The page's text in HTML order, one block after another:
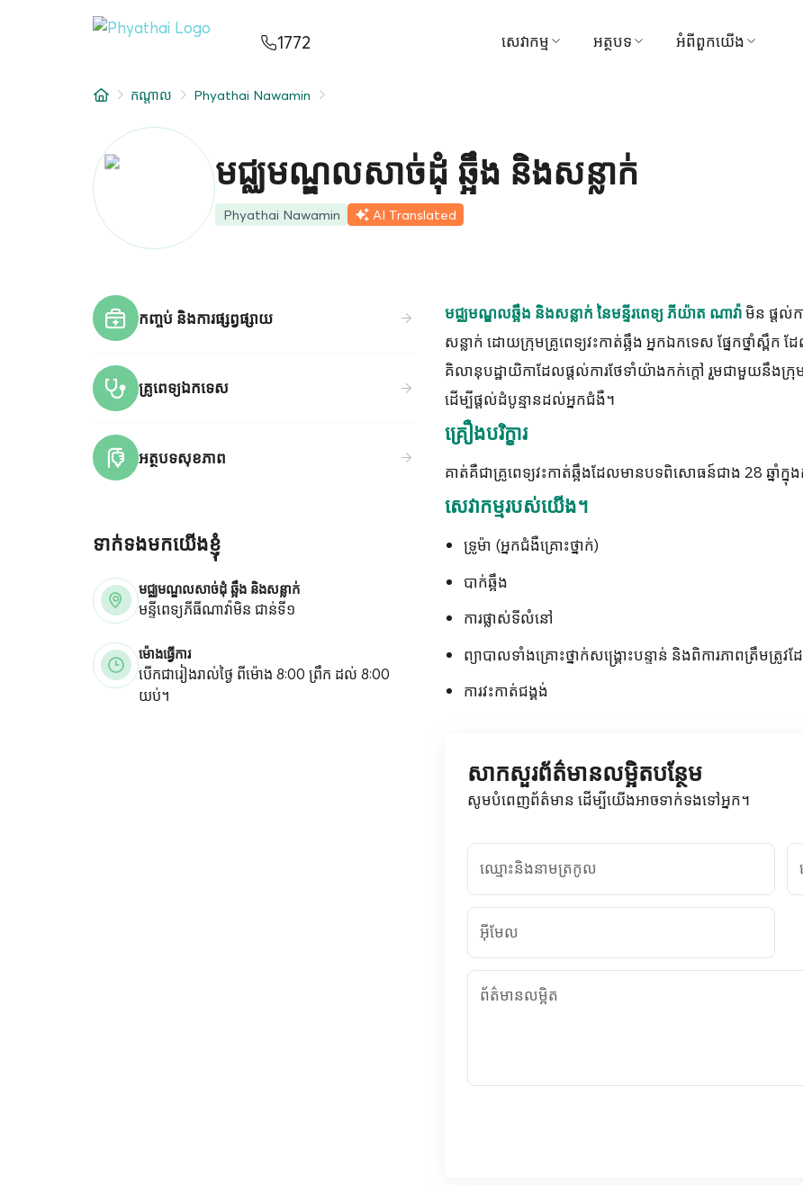
1772 សេវាកម្ម
មគ្គុទ្ទេសក៍អ្នកជម្ងឺ និងភ្ញៀវ
ការទូទាត់
អត្ថបទ
ទីបន្ទាល់
អំពីពួកយើង
ព័ត៌មាន
សកម្មភាព
ไทย
អំពីពួកយើង
សាខាមន្ទីរពេទ្យ
កណ្តាល Phyathai Nawamin
មជ្ឈមណ្ឌលសាច់ដុំ ឆ្អឹង និងសន្លាក់
Phyathai Nawamin AI Translated
កញ្ចប់ និងការផ្សព្វផ្សាយ
គ្រូពេទ្យឯកទេស
អត្ថបទសុខភាព
ទាក់ទងមកយើងខ្ញុំ
មជ្ឈមណ្ឌលសាច់ដុំ ឆ្អឹង និងសន្លាក់
មន្ទីពេទ្យភីធីណាវ៉ាមិន ជាន់ទី១
ម៉ោងធ្វើការ
បើកជារៀងរាល់ថ្ងៃ ពីម៉ោង 8:00 ព្រឹក ដល់ 8:00
យប់។
មជ្ឈមណ្ឌលឆ្អឹង និងសន្លាក់ នៃមន្ទីរពេទ្យ ភីយ៉ាត ណាវ៉ាមិន ផ្តល់ក
សន្លាក់ ដោយក្រុមគ្រូពេទ្យវះកាត់ឆ្អឹង អ្នកឯកទេស ផ្នែកថ្នាំស្ពឹ
គិលានុបដ្ឋាយិកាដែលផ្តល់ការថែទាំយ៉ាងកក់ក្តៅ រួមជាមួយនឹងក្រុ
ដើម្បីផ្តល់ដំបូន្មានដល់អ្នកជំងឺ។
គ្រឿងបរិក្ខារ
គាត់គឺជាគ្រូពេទ្យវះកាត់ឆ្អឹងដែលមានបទពិសោធន៍ជាង 28 ឆ្នាំក្នុង
សេវាកម្មរបស់យើង។
ទ្រូម៉ា (អ្នកជំងឺគ្រោះថ្នាក់)
បាក់ឆ្អឹង
ការផ្លាស់ទីលំនៅ
ព្យាបាលទាំងគ្រោះថ្នាក់សង្គ្រោះបន្ទាន់ និងពិការភាពត្រឹមត្
ការវះកាត់ជង្គង់
សាកសួរព័ត៌មានលម្អិតបន្ថែម
សូមបំពេញព័ត៌មាន ដើម្បីយើងអាចទាក់ទងទៅអ្នក។
ឈ្មោះនិងនាមត្រកូល
អ៊ីមែល
ព័ត៌មានលម្អិត